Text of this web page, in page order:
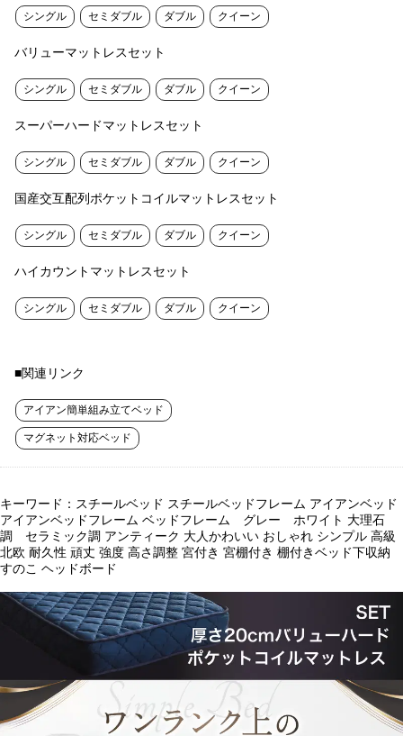
シングル セミダブル ダブル クイーン
バリューマットレスセット
シングル セミダブル ダブル クイーン
スーパーハードマットレスセット
シングル セミダブル ダブル クイーン
国産交互配列ポケットコイルマットレスセット
シングル セミダブル ダブル クイーン
ハイカウントマットレスセット
シングル セミダブル ダブル クイーン
■関連リンク
アイアン簡単組み立てベッド
マグネット対応ベッド
キーワード：スチールベッド スチールベッドフレーム アイアンベッド
アイアンベッドフレーム ベッドフレーム グレー ホワイト 大理石
調 セラミック調 アンティーク 大人かわいい おしゃれ シンプル 高級
北欧 耐久性 頑丈 強度 高さ調整 宮付き 宮棚付き 棚付きベッド下収納
すのこ ヘッドボード